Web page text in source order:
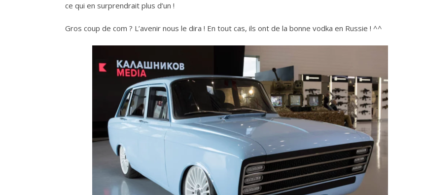
ce qui en surprendrait plus d’un !
Gros coup de com ? L’avenir nous le dira ! En tout cas, ils ont de la bonne vodka en Russie ! ^^